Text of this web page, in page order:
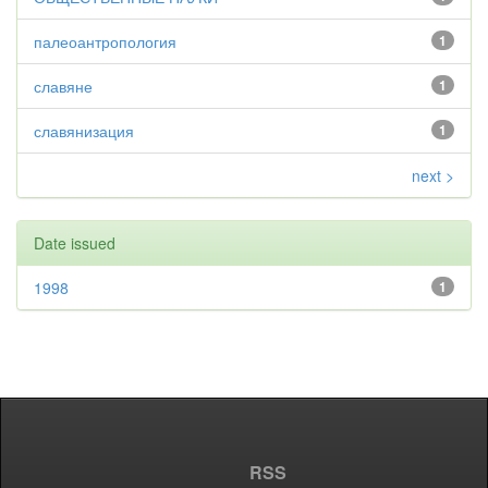
1
палеоантропология
1
славяне
1
славянизация
next >
Date issued
1
1998
RSS